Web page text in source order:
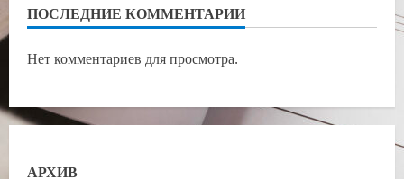
ПОСЛЕДНИЕ КОММЕНТАРИИ
Нет комментариев для просмотра.
АРХИВ